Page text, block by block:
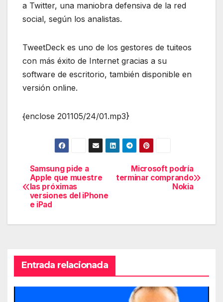
a Twitter, una maniobra defensiva de la red
social, según los analistas.
TweetDeck es uno de los gestores de tuiteos
con más éxito de Internet gracias a su
software de escritorio, también disponible en
versión online.
{enclose 201105/24/01.mp3}
Navegación
de
Microsoft podría
terminar comprando
Nokia
Samsung pide a
Apple que muestre
las próximas
versiones del iPhone
e iPad
Entrada relacionada